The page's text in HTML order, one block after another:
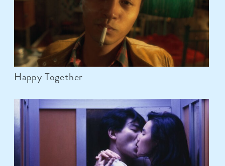
Happy Together